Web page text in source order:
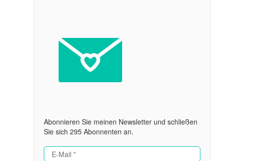
Abonnieren Sie meinen Newsletter und schließen
Sie sich 295 Abonnenten an.